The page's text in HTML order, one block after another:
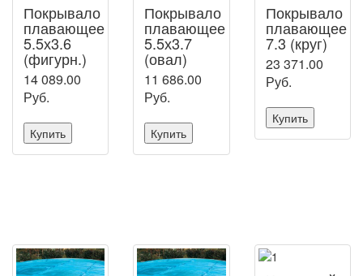
Покрывало
плавающее
5.5х3.6
(фигурн.)
14 089.00
Руб.
Купить
Покрывало
плавающее
5.5х3.7
(овал)
11 686.00
Руб.
Купить
Покрывало
плавающее
7.3 (круг)
23 371.00
Руб.
Купить